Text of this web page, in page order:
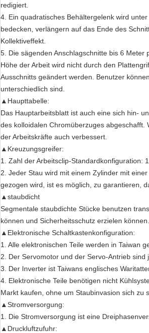
redigiert.
4. Ein quadratisches Behältergelenk wird
bedecken, verlängern auf das Ende des
Kollektiveffekt.
5. Die sägenden Anschlagschnitte bis 6
Höhe der Arbeit wird nicht durch den
Ausschnitts geändert werden. Benutzer
unterschiedlich sind.
▲Haupttabelle:
Das Hauptarbeitsblatt ist auch eine sich hin-
des kolloidalen Chromüberzuges
der Arbeitskräfte auch verbessert.
▲Kreuzungsgreifer:
1. Zahl der Arbeitsclip-Standardkonfiguration:
2. Jeder Stau wird mit einem Zylinder mit
gezogen wird, ist es möglich, zu garantieren,
▲staubdicht
Segmentale staubdichte Stücke benutzen
können und Sicherheitsschutz erzielen können.
▲Elektronische Schaltkastenkonfiguration:
1. Alle elektronischen Teile werden in Taiwan
2. Der Servomotor und der Servo-Antrieb sind
3. Der Inverter ist Taiwans englisches
4. Elektronische Teile benötigen nicht
Markt kaufen, ohne um Staubinvasion sich zu
▲Stromversorgung:
1. Die Stromversorgung ist eine
▲Druckluftzufuhr: